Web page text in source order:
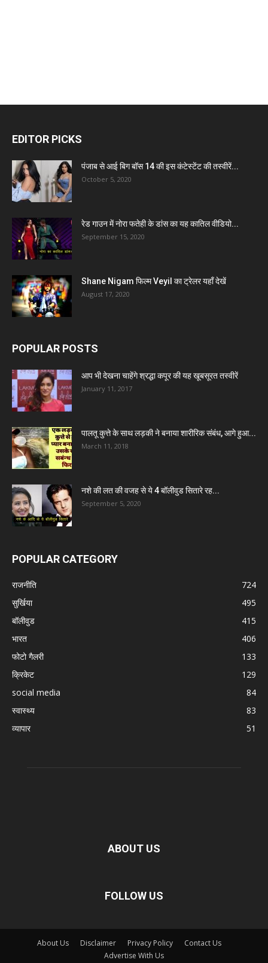
EDITOR PICKS
पंजाब से आई बिग बॉस 14 की इस कंटेस्टेंट की तस्वीरें...
October 5, 2020
रेड गाउन में नोरा फतेही के डांस का यह कातिल वीडियो...
September 15, 2020
Shane Nigam फिल्म Veyil का ट्रेलर यहाँ देखें
August 17, 2020
POPULAR POSTS
आप भी देखना चाहेंगे श्रद्धा कपूर की यह खूबसूरत तस्वीरें
January 11, 2017
पालतू कुत्ते के साथ लड़की ने बनाया शारीरिक संबंध, आगे हुआ...
March 11, 2018
नशे की लत की वजह से ये 4 बॉलीवुड सितारे रह...
September 5, 2020
POPULAR CATEGORY
राजनीति
724
सुर्खिया
495
बॉलीवुड
415
भारत
406
फोटो गैलरी
133
क्रिकेट
129
social media
84
स्वास्थ्य
83
व्यापार
51
ABOUT US
FOLLOW US
About Us Disclaimer Privacy Policy
Contact Us
Advertise With Us